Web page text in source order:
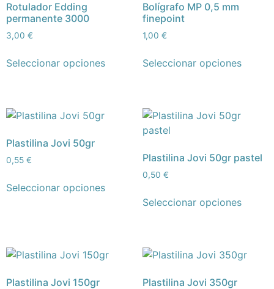
Rotulador Edding
permanente 3000
3,00 €
Seleccionar opciones
Bolígrafo MP 0,5 mm
finepoint
1,00 €
Seleccionar opciones
Plastilina Jovi 50gr
0,55 €
Seleccionar opciones
Plastilina Jovi 50gr pastel
0,50 €
Seleccionar opciones
Plastilina Jovi 150gr Plastilina Jovi 350gr